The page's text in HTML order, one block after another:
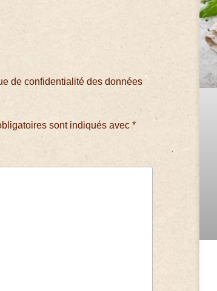
de confidentialité des données
sont indiqués avec*